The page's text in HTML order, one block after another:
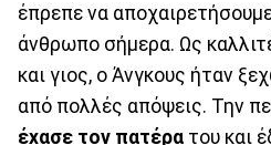
έπρεπε να
άνθρωπο σήμερα. Ως
και γιος, ο Άνγκους ήταν
από πολλές απόψεις. Την
έxασε τον πατέρα του και